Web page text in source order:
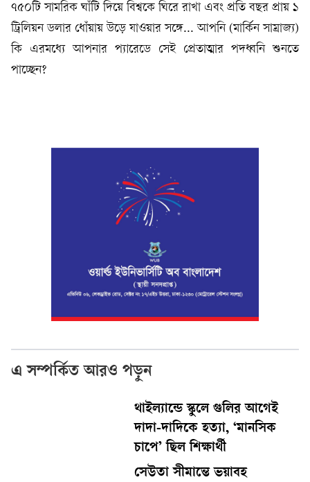
৭৫০টি সামরিক ঘাঁটি দিয়ে বিশ্বকে ঘিরে রাখা এবং প্রতি বছর প্রায় ১
ট্রিলিয়ন ডলার ধোঁয়ায় উড়ে যাওয়ার সঙ্গে... আপনি (মার্কিন সাম্রাজ্য)
কি এরমধ্যে আপনার প্যারেডে সেই প্রেতাত্মার পদধ্বনি শুনতে
পাচ্ছেন?
এ সম্পর্কিত আরও পড়ুন
থাইল্যান্ডে স্কুলে গুলির আগেই
দাদা-দাদিকে হত্যা, ‘মানসিক
চাপে’ ছিল শিক্ষার্থী
সেউতা সীমান্তে ভয়াবহ